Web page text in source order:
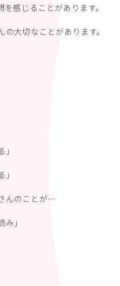
感じることがあります。
大切なことがあります。
んのことが…
」